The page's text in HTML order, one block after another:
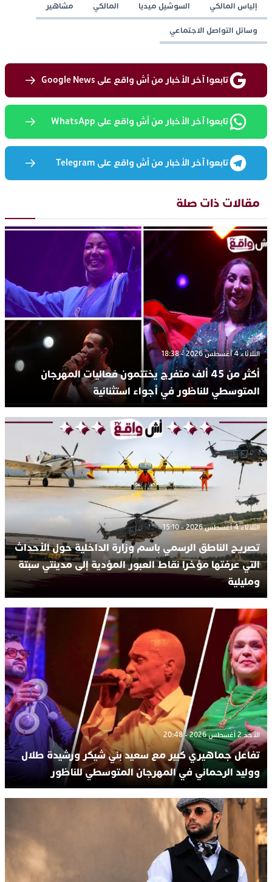
إلياس المالكي السوشيل ميديا المالكي مشاهير
وسائل التواصل الاجتماعي
تابعوا آخر الأخبار من أش واقع على Google News
تابعوا آخر الأخبار من أش واقع على WhatsApp
تابعوا آخر الأخبار من أش واقع على Telegram
مقالات ذات صلة
الثلاثاء 4 أغسطس 2026 - 18:38
أكثر من 45 ألف متفرج يختتمون فعاليات المهرجان
المتوسطي للناظور في أجواء استثنائية
الثلاثاء 4 أغسطس 2026 - 15:10
تصريح الناطق الرسمي باسم وزارة الداخلية حول الأحداث
التي عرفتها مؤخرا نقاط العبور المؤدية إلى مدينتي سبتة
ومليلية
الأحد 2 أغسطس 2026 - 20:48
تفاعل جماهيري كبير مع سعيد بني شيكر ورشيدة طلال
ووليد الرحماني في المهرجان المتوسطي للناظور